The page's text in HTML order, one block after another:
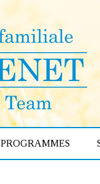
PROGRAMMES